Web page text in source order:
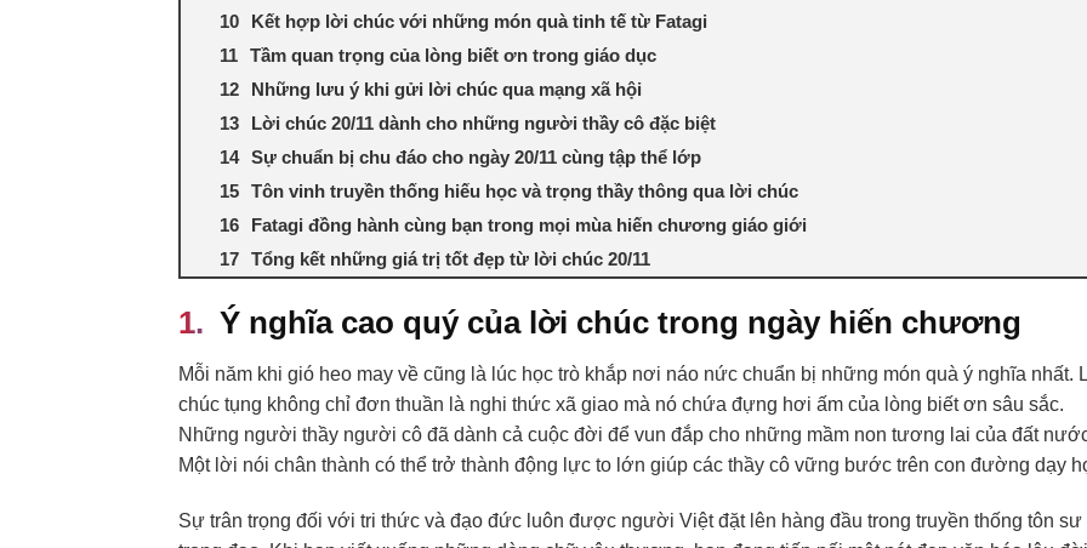
Kết hợp lời chúc với những món quà tinh tế từ Fatagi
Tầm quan trọng của lòng biết ơn trong giáo dục
Những lưu ý khi gửi lời chúc qua mạng xã hội
Lời chúc 20/11 dành cho những người thầy cô đặc biệt
Sự chuẩn bị chu đáo cho ngày 20/11 cùng tập thể lớp
Tôn vinh truyền thống hiếu học và trọng thầy thông qua lời chúc
Fatagi đồng hành cùng bạn trong mọi mùa hiến chương giáo giới
Tổng kết những giá trị tốt đẹp từ lời chúc 20/11
Ý nghĩa cao quý của lời chúc trong ngày hiến chương
Mỗi năm khi gió heo may về cũng là lúc học trò khắp nơi náo nức chuẩn bị những món quà ý nghĩa nhất.
chúc tụng không chỉ đơn thuần là nghi thức xã giao mà nó chứa đựng hơi ấm của lòng biết ơn sâu sắc.
Những người thầy người cô đã dành cả cuộc đời để vun đắp cho những mầm non tương lai của đất
Một lời nói chân thành có thể trở thành động lực to lớn giúp các thầy cô vững bước trên con đường dạy
Sự trân trọng đối với tri thức và đạo đức luôn được người Việt đặt lên hàng đầu trong truyền thống tôn sư